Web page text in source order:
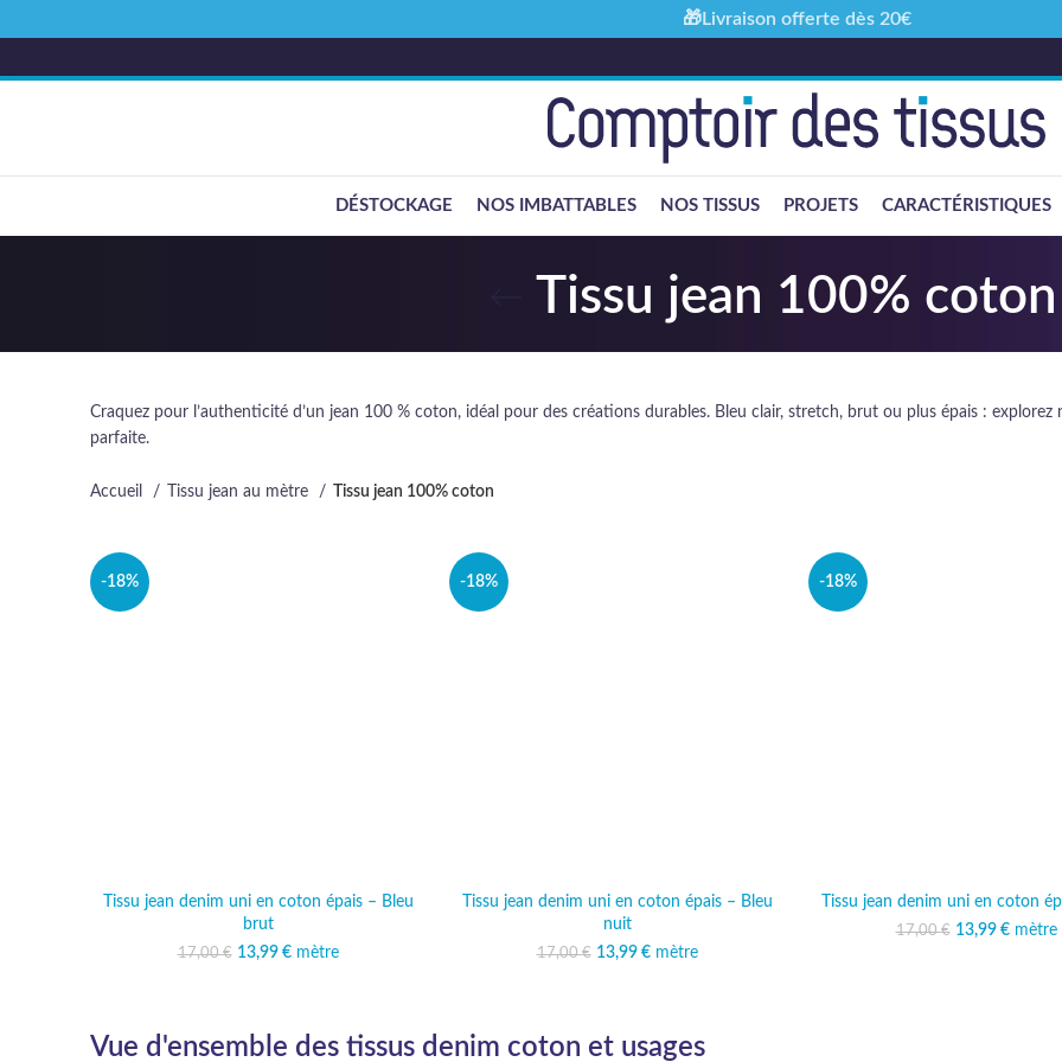
DÉSTOCKAGE NOS IMBATTABLES NOS TISSUS PROJETS CARACTÉRISTIQUES
Tissu jean 100% coton
Craquez pour l’authenticité d’un jean 100 % coton, idéal pour des créations durables. Bleu clair, stretch, brut ou plus épais : explorez
parfaite.
Accueil Tissu jean au mètre Tissu jean 100% coton
-18%
Tissu jean denim uni en coton épais – Bleu
brut
17,00€
Le prix initial était :
13,99 € Le prix actuel est :
mètre
-18%
Tissu jean denim uni en coton épais – Bleu
nuit
17,00€
Le prix initial était :
13,99 € Le prix actuel est :
mètre
-18%
Tissu jean denim uni en coton
17,00€
Le prix
13,99 € Le
mètre
Vue d'ensemble des tissus denim coton et usages
🎁Livraison offerte dès 20€